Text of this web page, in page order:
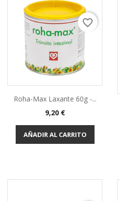
Roha-Max Laxante 60g -...
9,20 €
AÑADIR AL CARRITO
favorite_border